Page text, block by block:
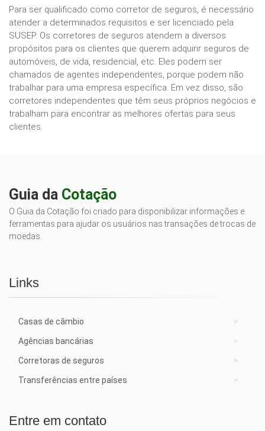
Para ser qualificado como corretor de seguros, é necessário
atender a determinados requisitos e ser licenciado pela
SUSEP. Os corretores de seguros atendem a diversos
propósitos para os clientes que querem adquirir seguros de
automóveis, de vida, residencial, etc. Eles podem ser
chamados de agentes independentes, porque podem não
trabalhar para uma empresa específica. Em vez disso, são
corretores independentes que têm seus próprios negócios e
trabalham para encontrar as melhores ofertas para seus
clientes.
Guia da Cotação
O Guia da Cotação foi criado para disponibilizar informações e
ferramentas para ajudar os usuários nas transações de trocas de
moedas.
Links
Casas de câmbio
Agências bancárias
Corretoras de seguros
Transferências entre países
Entre em contato